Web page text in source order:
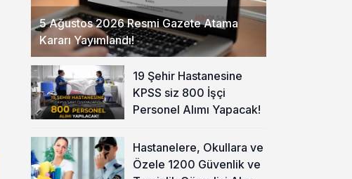
5 Ağustos 2026 Resmi Gazete Atama
Kararı Yayımlandı!
19 Şehir Hastanesine
KPSS siz 800 İşçi
Personel Alımı Yapacak!
Hastanelere, Okullara ve
Özele 1200 Güvenlik ve